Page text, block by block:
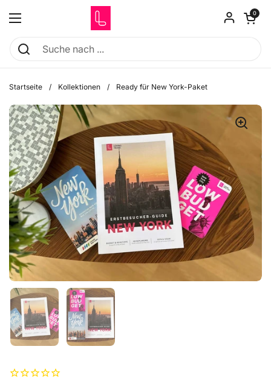
Menü öffnen
Warenkorb
0
Startseite / Kollektionen / Ready für New York-Paket
Zeige Folie 1 Zeige Folie 2